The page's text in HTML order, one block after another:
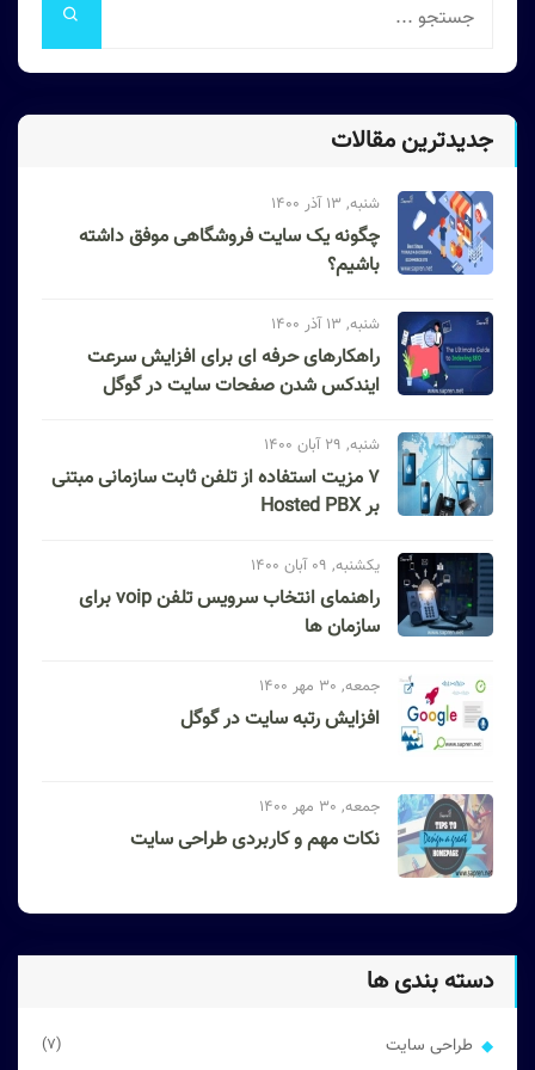
جدیدترین مقالات
شنبه, 13 آذر 1400
چگونه یک سایت فروشگاهی موفق داشته
باشیم؟
شنبه, 13 آذر 1400
راهکارهای حرفه ای برای افزایش سرعت
ایندکس شدن صفحات سایت در گوگل
شنبه, 29 آبان 1400
۷ مزیت استفاده از تلفن ثابت سازمانی مبتنی
بر Hosted PBX
یکشنبه, 09 آبان 1400
راهنمای انتخاب سرویس تلفن voip برای
سازمان ها
جمعه, 30 مهر 1400
افزایش رتبه سایت در گوگل
جمعه, 30 مهر 1400
نکات مهم و کاربردی طراحی سایت
دسته بندی ها
طراحی سایت (7)